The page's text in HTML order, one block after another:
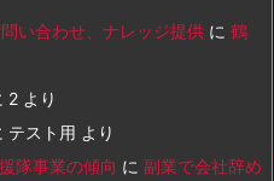
い合わせ、ナレッジ提供 に 鶴
2 より
テスト用 より
隊事業の傾向 に 副業で会社辞め